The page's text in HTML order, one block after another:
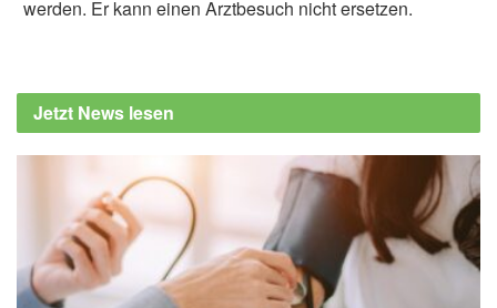
Stephanie Kullmann, Moritz Wagmüller, et al.:
Carrageenan and insulin resistance in
over trial; in: BMC Medicine (veröffentlicht
26.11.2024),
BMC Medicine
Deutsches Zentrum fuer Diabetesforschung:
Lebensmittelzusatzstoff Carrageen könnte
die Darmbarriere stören (veröffentlicht
werden. Er kann einen Arztbesuch nicht ersetzen.
Jetzt News lesen